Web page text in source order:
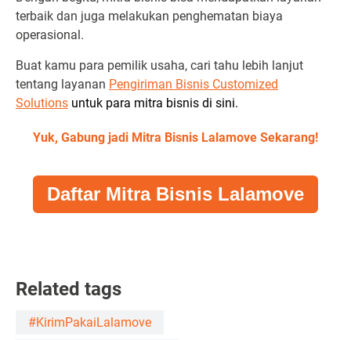
terbaik dan juga melakukan penghematan biaya
operasional.
Buat kamu para pemilik usaha, cari tahu lebih lanjut
tentang layanan Pengiriman Bisnis Customized
Solutions untuk para mitra bisnis di sini.
Yuk, Gabung jadi Mitra Bisnis Lalamove Sekarang!
Daftar Mitra Bisnis Lalamove
Related tags
#KirimPakaiLalamove